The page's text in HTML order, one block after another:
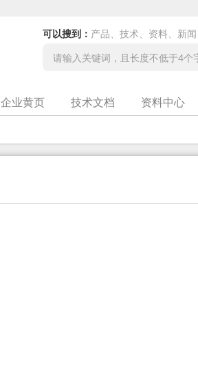
可以搜到： 产品、技术、资料、新
企业黄页 技术文档 资料中心